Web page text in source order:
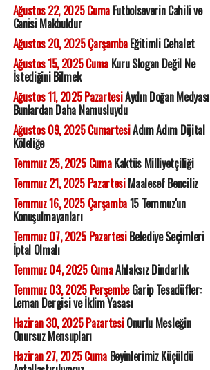
Ağustos 22, 2025 CumaFutbolseverin Cahili ve
Canisi Makbuldur
Ağustos 20, 2025 ÇarşambaEğitimli Cehalet
Ağustos 15, 2025 CumaKuru Slogan Değil Ne
İstediğini Bilmek
Ağustos 11, 2025 PazartesiAydın Doğan Medyası
Bunlardan Daha Namusluydu
Ağustos 09, 2025 CumartesiAdım Adım Dijital
Köleliğe
Temmuz 25, 2025 CumaKaktüs Milliyetçiliği
Temmuz 21, 2025 PazartesiMaalesef Benciliz
Temmuz 16, 2025 Çarşamba15 Temmuz'un
Konuşulmayanları
Temmuz 07, 2025 PazartesiBelediye Seçimleri
İptal Olmalı
Temmuz 04, 2025 CumaAhlaksız Dindarlık
Temmuz 03, 2025 PerşembeGarip Tesadüfler:
Leman Dergisi ve İklim Yasası
Haziran 30, 2025 PazartesiOnurlu Mesleğin
Onursuz Mensupları
Haziran 27, 2025 CumaBeyinlerimiz Küçüldü